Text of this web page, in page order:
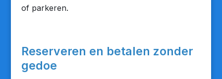
of parkeren.
Reserveren en betalen zonder
gedoe